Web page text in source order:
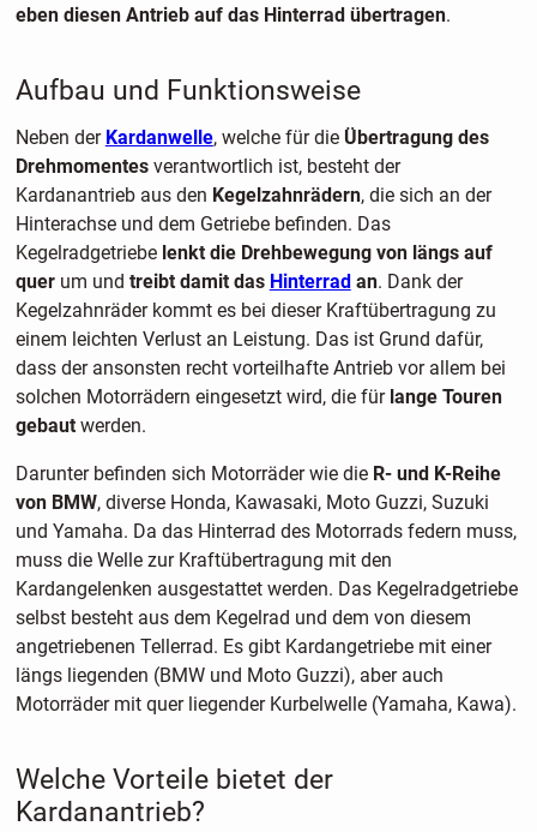
eben diesen Antrieb auf das Hinterrad übertragen.
Aufbau und Funktionsweise
Neben der Kardanwelle, welche für die Übertragung des
Drehmomentesverantwortlich ist, besteht der
Kardanantrieb aus den Kegelzahnrädern, die sich an der
Hinterachse und dem Getriebe befinden. Das
Kegelradgetriebe lenkt die Drehbewegung von längs auf
querum und treibt damit das Hinterrad an. Dank der
Kegelzahnräder kommt es bei dieser Kraftübertragung zu
einem leichten Verlust an Leistung. Das ist Grund dafür,
dass der ansonsten recht vorteilhafte Antrieb vor allem bei
solchen Motorrädern eingesetzt wird, die für lange Touren
gebautwerden.
Darunter befinden sich Motorräder wie dieR- und K-Reihe
von BMW, diverse Honda, Kawasaki, Moto Guzzi, Suzuki
und Yamaha. Da das Hinterrad des Motorrads federn muss,
muss die Welle zur Kraftübertragung mit den
Kardangelenken ausgestattet werden. Das Kegelradgetriebe
selbst besteht aus dem Kegelrad und dem von diesem
angetriebenen Tellerrad. Es gibt Kardangetriebe mit einer
längs liegenden (BMW und Moto Guzzi), aber auch
Motorräder mit quer liegender Kurbelwelle (Yamaha, Kawa).
Welche Vorteile bietet der
Kardanantrieb?